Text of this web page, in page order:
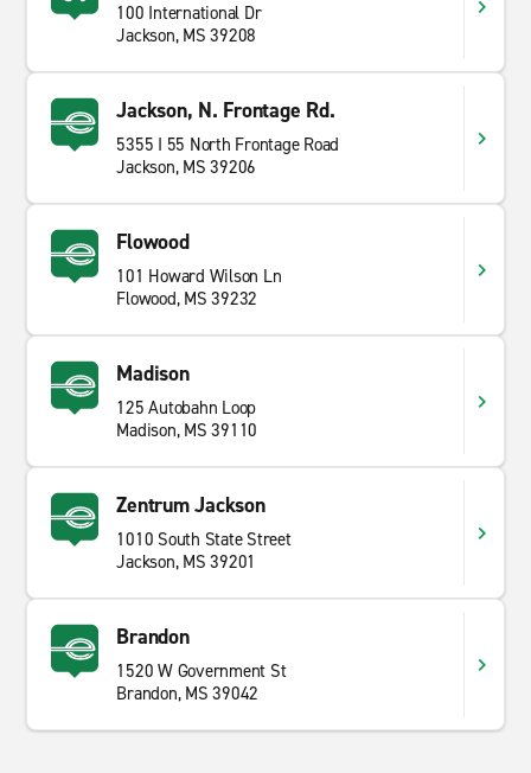
100 International Dr
Jackson, MS 39208
Jackson, N. Frontage Rd.
5355 I 55 North Frontage Road
Jackson, MS 39206
Flowood
101 Howard Wilson Ln
Flowood, MS 39232
Madison
125 Autobahn Loop
Madison, MS 39110
Zentrum Jackson
1010 South State Street
Jackson, MS 39201
Brandon
1520 W Government St
Brandon, MS 39042